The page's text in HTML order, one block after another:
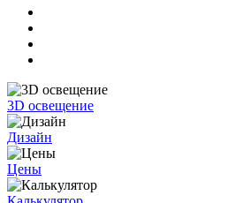
3D освещение
Дизайн
Цены